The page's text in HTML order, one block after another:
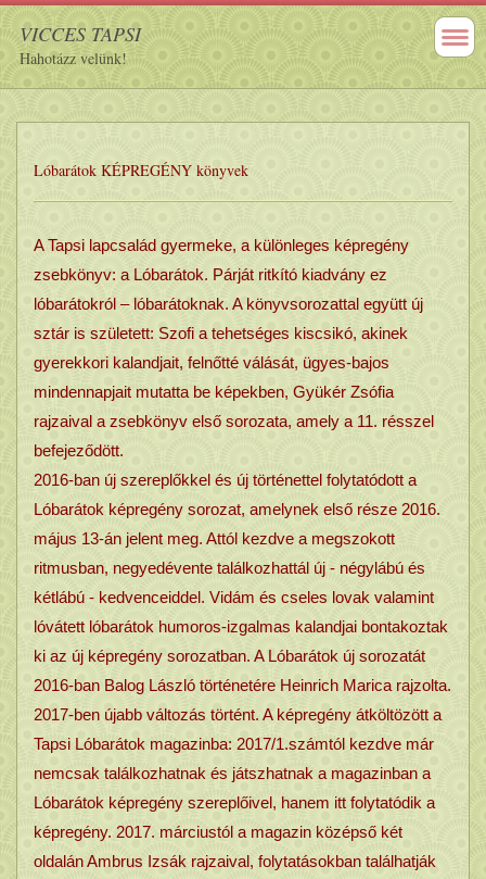
VICCES TAPSI
Hahotázz velünk!
Lóbarátok KÉPREGÉNY könyvek
A Tapsi lapcsalád gyermeke, a különleges képregény
zsebkönyv: a Lóbarátok. Párját ritkító kiadvány ez
lóbarátokról – lóbarátoknak. A könyvsorozattal együtt új
sztár is született: Szofi a tehetséges kiscsikó, akinek
gyerekkori kalandjait, felnőtté válását, ügyes-bajos
mindennapjait mutatta be képekben, Gyükér Zsófia
rajzaival a zsebkönyv első sorozata, amely a 11. résszel
befejeződött.
2016-ban új szereplőkkel és új történettel folytatódott a
Lóbarátok képregény sorozat, amelynek első része 2016.
május 13-án jelent meg. Attól kezdve a megszokott
ritmusban, negyedévente találkozhattál új - négylábú és
kétlábú - kedvenceiddel. Vidám és cseles lovak valamint
lóvátett lóbarátok humoros-izgalmas kalandjai bontakoztak
ki az új képregény sorozatban. A Lóbarátok új sorozatát
2016-ban Balog László történetére Heinrich Marica rajzolta.
2017-ben újabb változás történt. A képregény átköltözött a
Tapsi Lóbarátok magazinba: 2017/1.számtól kezdve már
nemcsak találkozhatnak és játszhatnak a magazinban a
Lóbarátok képregény szereplőivel, hanem itt folytatódik a
képregény. 2017. márciustól a magazin középső két
oldalán Ambrus Izsák rajzaival, folytatásokban találhatják